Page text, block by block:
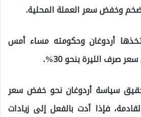
وخفض سعر العملة المحلية.
أردوغان وحكومته مساء أمس
صرف الليرة بنحو 30%.
سياسة أردوغان نحو خفض سعر
فإذا أدت بالفعل إلى زيادات